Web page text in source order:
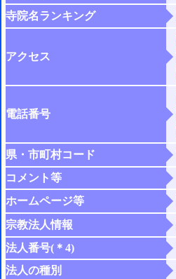
寺院名ランキング
アクセス
電話番号
県・市町村コード
コメント等
ホームページ等
宗教法人情報
法人番号(＊4)
法人の種別